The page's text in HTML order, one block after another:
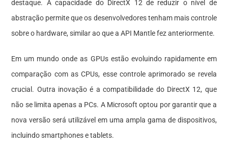
destaque. A capacidade do DirectX 12 de reduzir o nível de
abstração permite que os desenvolvedores tenham mais controle
sobre o hardware, similar ao que a API Mantle fez anteriormente.
Em um mundo onde as GPUs estão evoluindo rapidamente em
comparação com as CPUs, esse controle aprimorado se revela
crucial. Outra inovação é a compatibilidade do DirectX 12, que
não se limita apenas a PCs. A Microsoft optou por garantir que a
nova versão será utilizável em uma ampla gama de dispositivos,
incluindo smartphones e tablets.